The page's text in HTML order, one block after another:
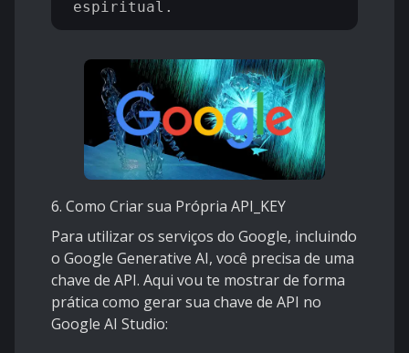
6. Como Criar sua Própria API_KEY
Para utilizar os serviços do Google, incluindo
o Google Generative AI, você precisa de uma
chave de API. Aqui vou te mostrar de forma
prática como gerar sua chave de API no
Google AI Studio: